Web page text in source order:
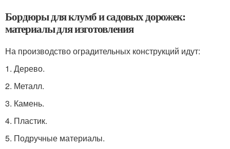
Бордюры для клумб и садовых дорожек:
материалы для изготовления
На производство оградительных конструкций идут:
1.​ Дерево.
2.​ Металл.
3.​ Камень.
4.​ Пластик.
5.​ Подручные материалы.